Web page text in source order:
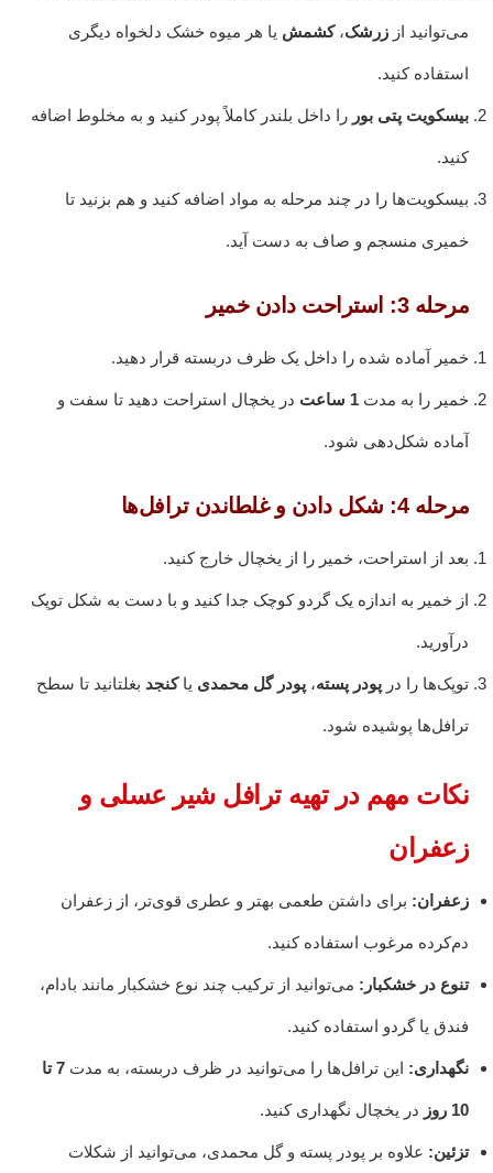
می‌توانید از زرشک،کشمش یا هر میوه خشک دلخواه دیگری
استفاده کنید.
بیسکویت پتی بور را داخل بلندر کاملاً پودر کنید و به مخلوط اضافه
کنید.
بیسکویت‌ها را در چند مرحله به مواد اضافه کنید و هم بزنید تا
خمیری منسجم و صاف به دست آید.
مرحله 3: استراحت دادن خمیر
خمیر آماده شده را داخل یک ظرف دربسته قرار دهید.
خمیر را به مدت 1 ساعت در یخچال استراحت دهید تا سفت و
آماده شکل‌دهی شود.
مرحله 4: شکل دادن و غلطاندن ترافل‌ها
بعد از استراحت، خمیر را از یخچال خارج کنید.
از خمیر به اندازه یک گردو کوچک جدا کنید و با دست به شکل توپک
درآورید.
توپک‌ها را در پودر پسته، پودر گل محمدی یاکنجد بغلتانید تا سطح
ترافل‌ها پوشیده شود.
نکات مهم در تهیه ترافل شیر عسلی و
زعفران
زعفران: برای داشتن طعمی بهتر و عطری قوی‌تر، از زعفران
دم‌کرده مرغوب استفاده کنید.
تنوع در خشکبار: می‌توانید از ترکیب چند نوع خشکبار مانند بادام،
فندق یا گردو استفاده کنید.
نگهداری: این ترافل‌ها را می‌توانید در ظرف دربسته، به مدت 7 تا
10 روز در یخچال نگهداری کنید.
تزئین: علاوه بر پودر پسته و گل محمدی، می‌توانید از شکلات